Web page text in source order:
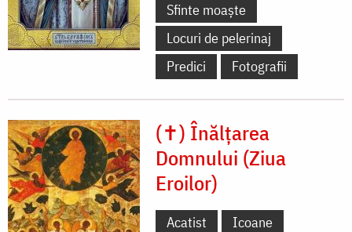
Sfinte moaște
Locuri de pelerinaj
Predici
Fotografii
(✝) Înălțarea
Domnului (Ziua
Eroilor)
Acatist
Icoane